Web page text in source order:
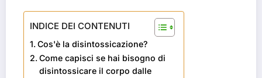
INDICE DEI CONTENUTI
Cos'è la disintossicazione?
Come capisci se hai bisogno di
disintossicare il corpo dalle